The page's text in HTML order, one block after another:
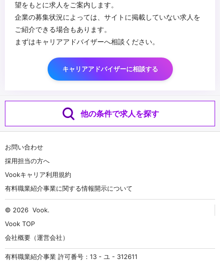
望をもとに求人をご案内します。
企業の募集状況によっては、サイトに掲載していない求人を
ご紹介できる場合もあります。
まずはキャリアアドバイザーへ相談ください。
キャリアアドバイザーに相談する
他の条件で求人を探す
お問い合わせ
採用担当の方へ
Vookキャリア利用規約
有料職業紹介事業に関する情報開示について
© 2026 Vook.
Vook TOP
会社概要（運営会社）
有料職業紹介事業 許可番号：13 - ユ - 312611